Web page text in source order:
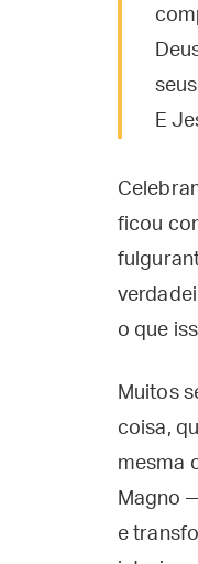
E
ficou
o que
Muitos
coisa,
mesma
Magno
e